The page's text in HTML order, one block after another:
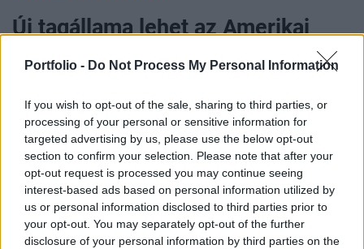
Portfolio - Do Not Process My Personal Information
If you wish to opt-out of the sale, sharing to third parties, or
processing of your personal or sensitive information for
targeted advertising by us, please use the below opt-out
section to confirm your selection. Please note that after your
opt-out request is processed you may continue seeing
interest-based ads based on personal information utilized by
us or personal information disclosed to third parties prior to
your opt-out. You may separately opt-out of the further
disclosure of your personal information by third parties on the
Új tagállama lehet az Amerikai
Egyesült Államoknak
2020. június 27. 06:59
Az amerikai képviselőház pénteken délután
232:180 arányban törvényjavaslatot szavazott
meg arról, hogy a szövetségi főváros, Washington
DC az Egyesült Államok 51-ik tagállama legyen. A
javaslatot egyetlen republikánus törvényhozó sem